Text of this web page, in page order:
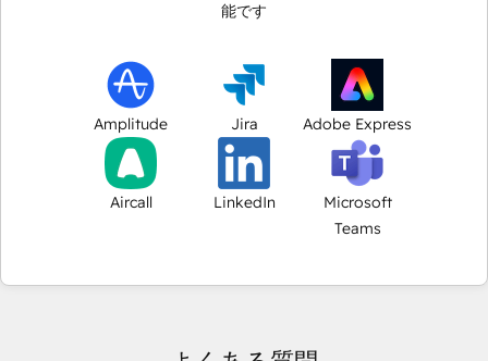
能です
Amplitude Jira Adobe Express
Aircall LinkedIn
Microsoft
Teams